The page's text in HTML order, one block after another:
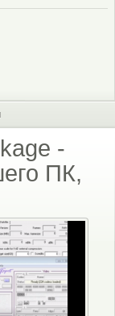
-
ПК,